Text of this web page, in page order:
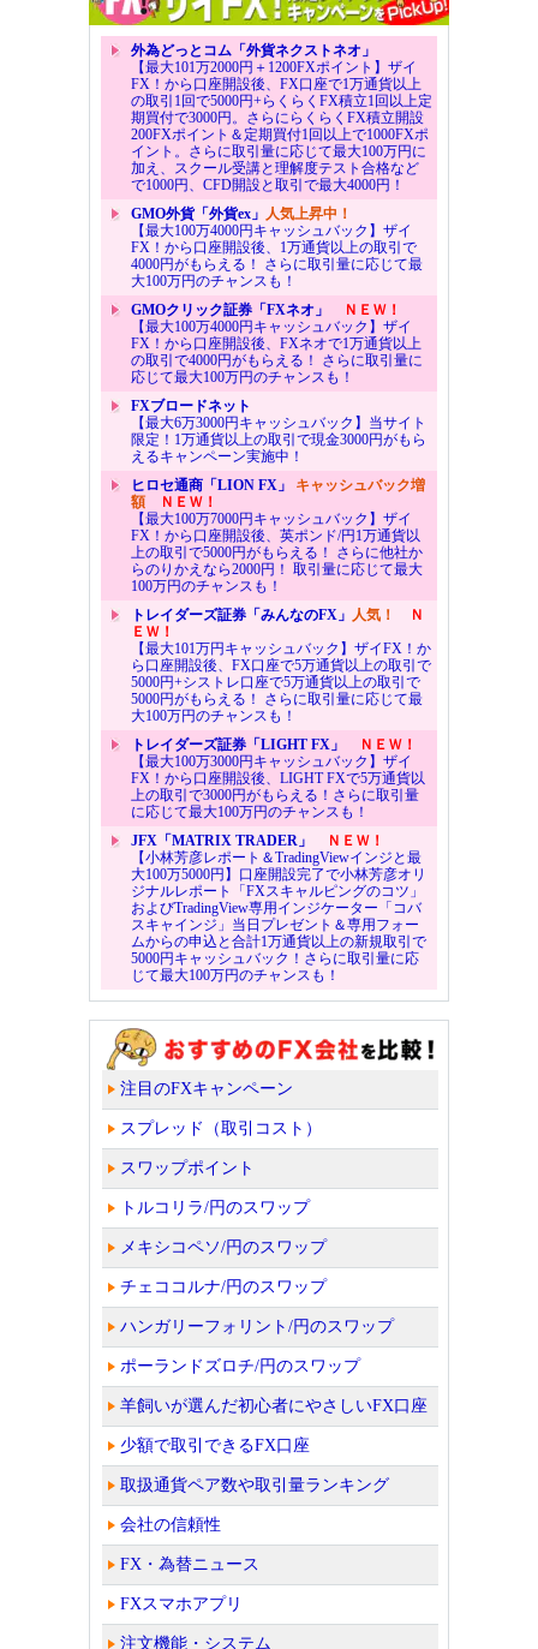
外為どっとコム「外貨ネクストネオ」
【最大101万2000円＋1200FXポイント】ザイ
FX！から口座開設後、FX口座で1万通貨以上
の取引1回で5000円+らくらくFX積立1回以上定
期買付で3000円。さらにらくらくFX積立開設
200FXポイント＆定期買付1回以上で1000FXポ
イント。さらに取引量に応じて最大100万円に
加え、スクール受講と理解度テスト合格など
で1000円、CFD開設と取引で最大4000円！
GMO外貨「外貨ex」 人気上昇中！
【最大100万4000円キャッシュバック】ザイ
FX！から口座開設後、1万通貨以上の取引で
4000円がもらえる！ さらに取引量に応じて最
大100万円のチャンスも！
GMOクリック証券「FXネオ」
ＮＥＷ！
【最大100万4000円キャッシュバック】ザイ
FX！から口座開設後、FXネオで1万通貨以上
の取引で4000円がもらえる！ さらに取引量に
応じて最大100万円のチャンスも！
FXブロードネット
【最大6万3000円キャッシュバック】当サイト
限定！1万通貨以上の取引で現金3000円がもら
えるキャンペーン実施中！
ヒロセ通商「LION FX」 キャッシュバック増
額ＮＥＷ！
【最大100万7000円キャッシュバック】ザイ
FX！から口座開設後、英ポンド/円1万通貨以
上の取引で5000円がもらえる！ さらに他社か
らのりかえなら2000円！ 取引量に応じて最大
100万円のチャンスも！
トレイダーズ証券「みんなのFX」 人気！
Ｎ
ＥＷ！
【最大101万円キャッシュバック】ザイFX！か
ら口座開設後、FX口座で5万通貨以上の取引で
5000円+シストレ口座で5万通貨以上の取引で
5000円がもらえる！ さらに取引量に応じて最
大100万円のチャンスも！
トレイダーズ証券「LIGHT FX」
ＮＥＷ！
【最大100万3000円キャッシュバック】ザイ
FX！から口座開設後、LIGHT FXで5万通貨以
上の取引で3000円がもらえる！さらに取引量
に応じて最大100万円のチャンスも！
JFX「MATRIX TRADER」
ＮＥＷ！
【小林芳彦レポート＆TradingViewインジと最
大100万5000円】口座開設完了で小林芳彦オリ
ジナルレポート「FXスキャルピングのコツ」
およびTradingView専用インジケーター「コバ
スキャインジ」当日プレゼント＆専用フォー
ムからの申込と合計1万通貨以上の新規取引で
5000円キャッシュバック！さらに取引量に応
じて最大100万円のチャンスも！
注目のFXキャンペーン
スプレッド（取引コスト）
スワップポイント
トルコリラ/円のスワップ
メキシコペソ/円のスワップ
チェココルナ/円のスワップ
ハンガリーフォリント/円のスワップ
ポーランドズロチ/円のスワップ
羊飼いが選んだ初心者にやさしいFX口座
少額で取引できるFX口座
取扱通貨ペア数や取引量ランキング
会社の信頼性
FX・為替ニュース
FXスマホアプリ
注文機能・システム